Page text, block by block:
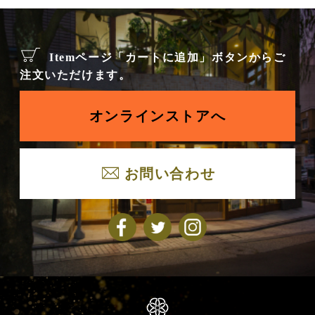
Itemページ「カートに追加」ボタンからご
注文いただけます。
オンラインストアへ
お問い合わせ